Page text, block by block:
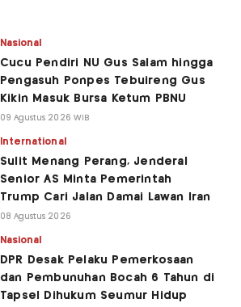
Nasional
Cucu Pendiri NU Gus Salam hingga
Pengasuh Ponpes Tebuireng Gus
Kikin Masuk Bursa Ketum PBNU
09 Agustus 2026 WIB
International
Sulit Menang Perang, Jenderal
Senior AS Minta Pemerintah
Trump Cari Jalan Damai Lawan Iran
08 Agustus 2026
Nasional
DPR Desak Pelaku Pemerkosaan
dan Pembunuhan Bocah 6 Tahun di
Tapsel Dihukum Seumur Hidup